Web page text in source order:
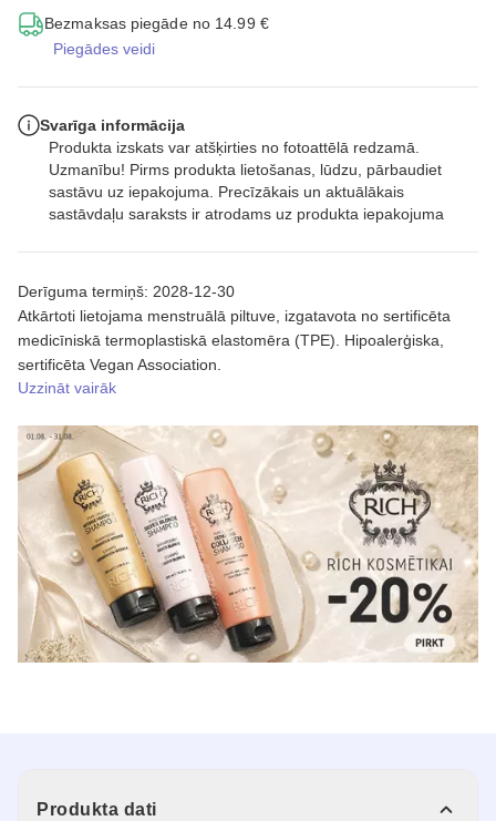
Bezmaksas piegāde no 14.99 €
Piegādes veidi
Derīguma termiņš: 2028-12-30
Atkārtoti lietojama menstruālā piltuve, izgatavota no sertificēta
medicīniskā termoplastiskā elastomēra (TPE). Hipoalerģiska,
sertificēta Vegan Association.
Uzzināt vairāk
Svarīga informācija
Produkta izskats var atšķirties no fotoattēlā redzamā.
Uzmanību! Pirms produkta lietošanas, lūdzu, pārbaudiet
sastāvu uz iepakojuma. Precīzākais un aktuālākais
sastāvdaļu saraksts ir atrodams uz produkta iepakojuma
Produkta dati